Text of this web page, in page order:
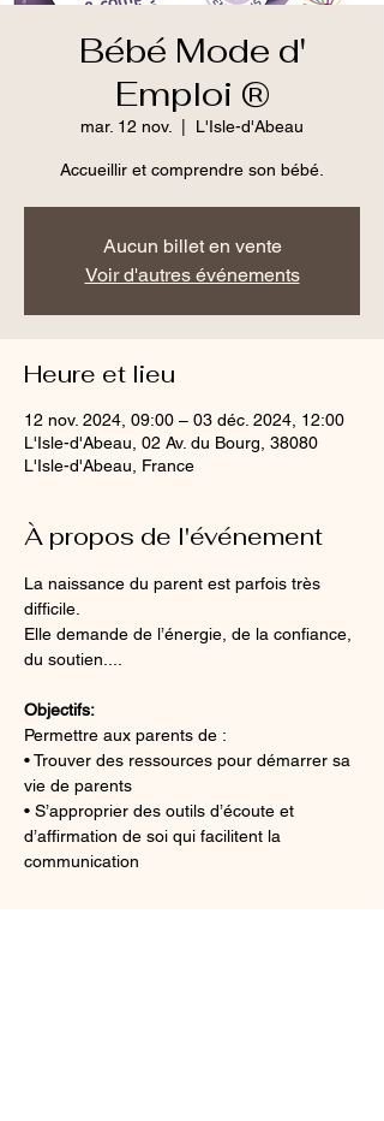
Bébé Mode d'
Emploi ®
mar. 12 nov. L'Isle-d'Abeau
Accueillir et comprendre son bébé.
Aucun billet en vente
Voir d'autres événements
Heure et lieu
12 nov. 2024, 09:00 – 03 déc. 2024, 12:00
L'Isle-d'Abeau, 02 Av. du Bourg, 38080
L'Isle-d'Abeau, France
À propos de l'événement
La naissance du parent est parfois très
difficile.
Elle demande de l’énergie, de la confiance,
du soutien....
Objectifs:
Permettre aux parents de :
• Trouver des ressources pour démarrer sa
vie de parents
• S’approprier des outils d’écoute et
d’affirmation de soi qui facilitent la
communication